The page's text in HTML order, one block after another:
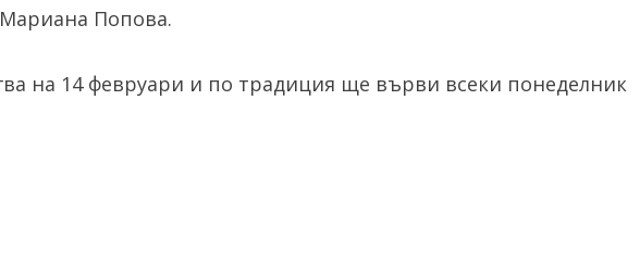
Мариана Попова.
на 14 февруари и по традиция ще върви всеки понеделник